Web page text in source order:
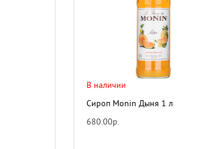
В наличии
Сироп Monin Дыня 1 л
680.00р.